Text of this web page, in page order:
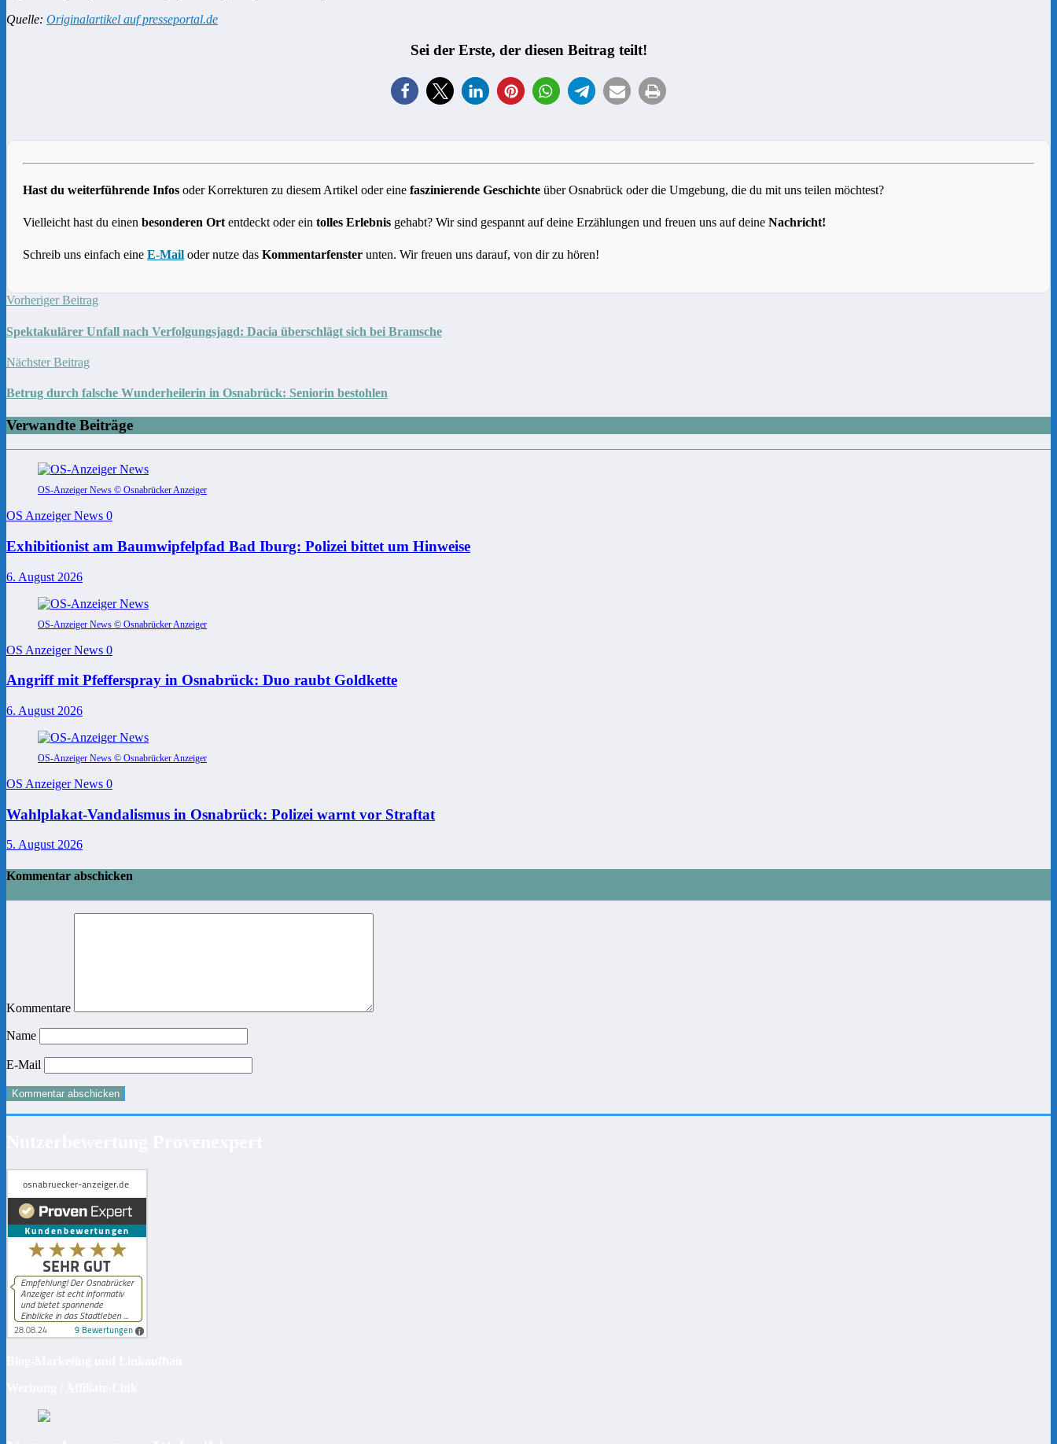
Quelle: Originalartikel auf presseportal.de
Sei der Erste, der diesen Beitrag teilt!
Hast du weiterführende Infos oder Korrekturen zu diesem Artikel oder eine faszinierende Geschichte über Osnabrück oder die Umgebung, die du mit uns teilen möchtest?
Vielleicht hast du einen besonderen Ort entdeckt oder ein tolles Erlebnis gehabt? Wir sind gespannt auf deine Erzählungen und freuen uns auf deine Nachricht!
Schreib uns einfach eine E-Mail oder nutze das Kommentarfenster unten. Wir freuen uns darauf, von dir zu hören!
Vorheriger Beitrag
Spektakulärer Unfall nach Verfolgungsjagd: Dacia überschlägt sich bei Bramsche
Nächster Beitrag
Betrug durch falsche Wunderheilerin in Osnabrück: Seniorin bestohlen
Verwandte Beiträge
OS-Anzeiger News © Osnabrücker Anzeiger
OS Anzeiger News 0
Exhibitionist am Baumwipfelpfad Bad Iburg: Polizei bittet um Hinweise
6. August 2026
OS-Anzeiger News © Osnabrücker Anzeiger
OS Anzeiger News 0
Angriff mit Pfefferspray in Osnabrück: Duo raubt Goldkette
6. August 2026
OS-Anzeiger News © Osnabrücker Anzeiger
OS Anzeiger News 0
Wahlplakat-Vandalismus in Osnabrück: Polizei warnt vor Straftat
5. August 2026
Kommentar abschicken
Kommentare
Name
E-Mail